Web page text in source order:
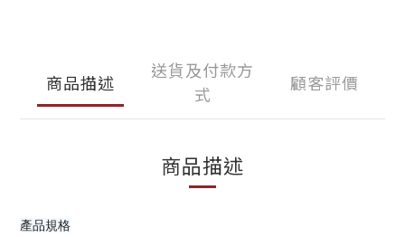
商品描述
送貨及付款方
式
顧客評價
商品描述
產品規格